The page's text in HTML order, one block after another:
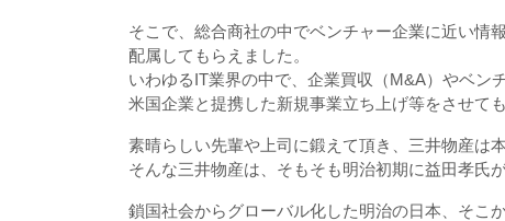
そこで、総合商社の中でベンチャー企業に近い情
配属してもらえました。
いわゆるIT業界の中で、企業買収（M&A）やベン
米国企業と提携した新規事業立ち上げ等をさせても
素晴らしい先輩や上司に鍛えて頂き、三井物産は
そんな三井物産は、そもそも明治初期に益田孝氏
鎖国社会からグローバル化した明治の日本、そこ